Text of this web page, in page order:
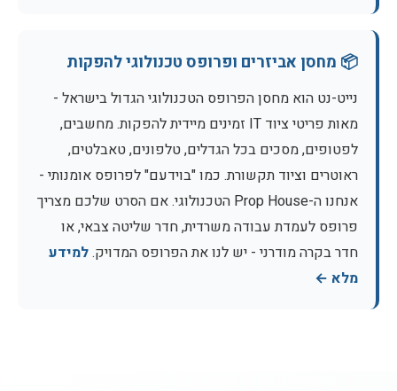
📦 מחסן אביזרים ופרופס טכנולוגי להפקות
נייט-נט הוא מחסן הפרופס הטכנולוגי הגדול בישראל -
מאות פריטי ציוד IT זמינים מיידית להפקות. מחשבים,
לפטופים, מסכים בכל הגדלים, טלפונים, טאבלטים,
ראוטרים וציוד תקשורת. כמו "בוידעם" לפרופס אומנותי -
אנחנו ה-Prop House הטכנולוגי. אם הסרט שלכם מצריך
פרופס לעמדת עבודה משרדית, חדר שליטה צבאי, או
חדר בקרה מודרני - יש לנו את הפרופס המדויק.למידע
מלא ←